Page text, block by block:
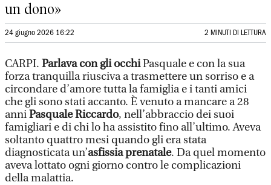
un dono»
24 giugno 2026 16:22 2 MINUTI DI LETTURA
CARPI. Parlava con gli occhiPasquale e con la sua
forza tranquilla riusciva a trasmettere un sorriso e a
circondare d’amore tutta la famiglia e i tanti amici
che gli sono stati accanto. È venuto a mancare a 28
anniPasquale Riccardo, nell’abbraccio dei suoi
famigliari e di chi lo ha assistito fino all’ultimo. Aveva
soltanto quattro mesi quando gli era stata
diagnosticata un’asfissia prenatale. Da quel momento
aveva lottato ogni giorno contro le complicazioni
della malattia.